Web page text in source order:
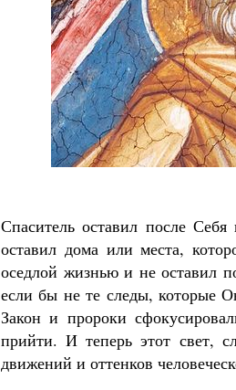
Спаситель оставил после
оставил дома или места,
оседлой жизнью и не оставил
если бы не те следы, которые
Закон и пророки
прийти. И теперь этот свет,
движений и оттенков
Разлуки не будет
Фредерика де Грааф